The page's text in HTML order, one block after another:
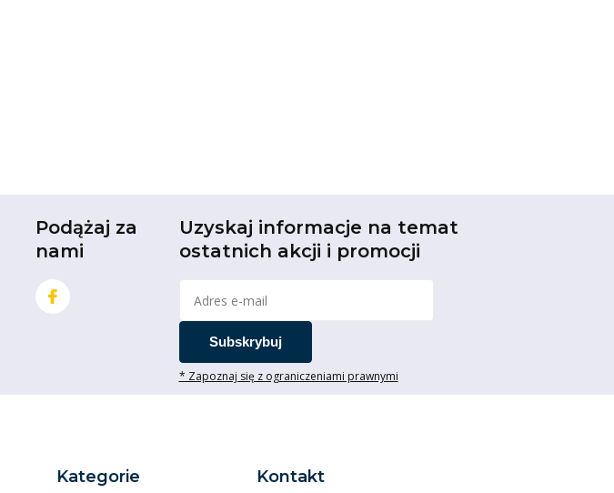
Podążaj za
nami
Uzyskaj informacje na temat
ostatnich akcji i promocji
Subskrybuj
* Zapoznaj się z ograniczeniami prawnymi
Kategorie Kontakt